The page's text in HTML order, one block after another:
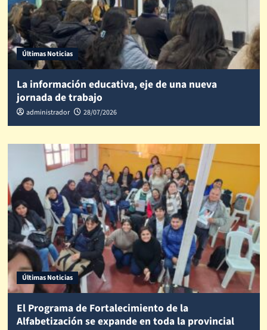
Últimas Noticias
La información educativa, eje de una nueva
jornada de trabajo
administrador 28/07/2026
Últimas Noticias
El Programa de Fortalecimiento de la
Alfabetización se expande en toda la provincial